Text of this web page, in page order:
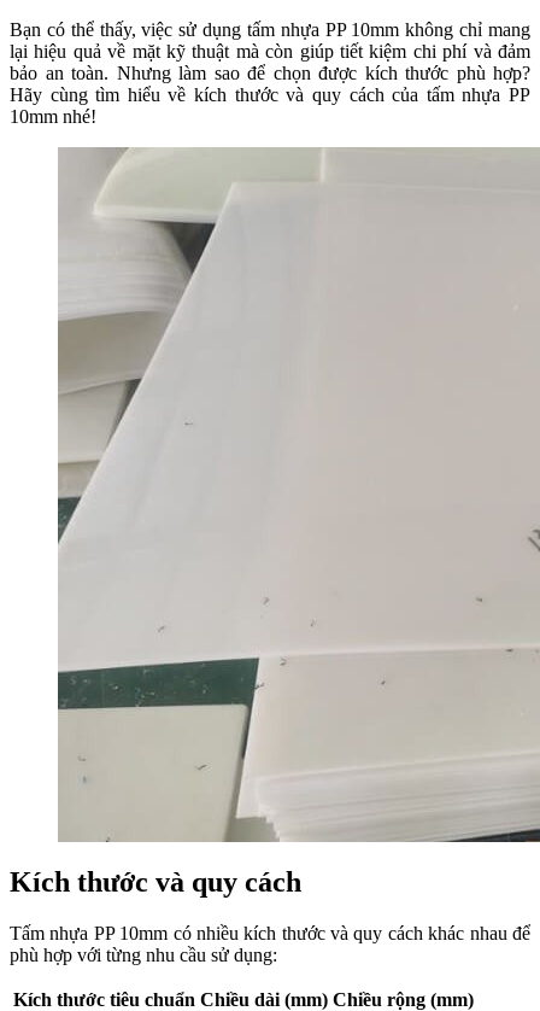
Bạn có thể thấy, việc sử dụng tấm nhựa PP 10mm không chỉ mang
lại hiệu quả về mặt kỹ thuật mà còn giúp tiết kiệm chi phí và đảm
bảo an toàn. Nhưng làm sao để chọn được kích thước phù hợp?
Hãy cùng tìm hiểu về kích thước và quy cách của tấm nhựa PP
10mm nhé!
Kích thước và quy cách
Tấm nhựa PP 10mm có nhiều kích thước và quy cách khác nhau để
phù hợp với từng nhu cầu sử dụng:
Kích thước tiêu chuẩn Chiều dài (mm) Chiều rộng (mm)